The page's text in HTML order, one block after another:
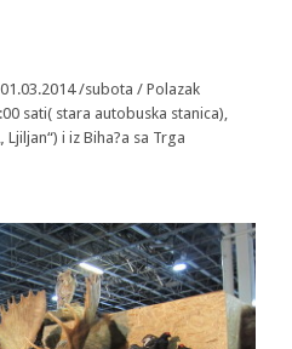
01.03.2014 /subota / Polazak
sati( stara autobuska stanica),
i iz Biha?a sa Trga